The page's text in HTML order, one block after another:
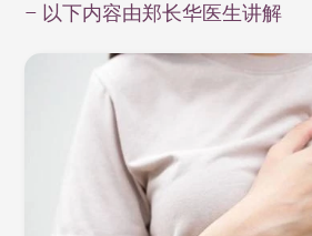
– 以下内容由郑长华医生讲解